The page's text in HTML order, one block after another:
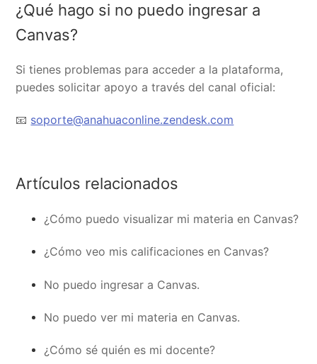
¿Qué hago si no puedo ingresar a
Canvas?
Si tienes problemas para acceder a la plataforma,
puedes solicitar apoyo a través del canal oficial:
📧 soporte@anahuaconline.zendesk.com
Artículos relacionados
¿Cómo puedo visualizar mi materia en Canvas?
¿Cómo veo mis calificaciones en Canvas?
No puedo ingresar a Canvas.
No puedo ver mi materia en Canvas.
¿Cómo sé quién es mi docente?